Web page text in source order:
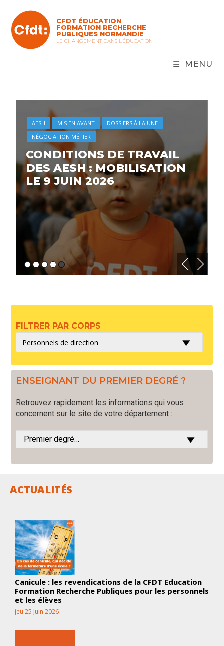
CFDT ÉDUCATION
FORMATION RECHERCHE
PUBLIQUES NORMANDIE
LE CHANGEMENT DANS L'ÉDUCATION
MENU
AESH MIS EN AVANT
DOSSIERS À LA UNE
NÉGOCIATION MÉTIER
CONDITIONS DE TRAVAIL
DES AESH : MOBILISATION
LE 9 JUIN 2026
FILTRER PAR CORPS
ENSEIGNANT DU PREMIER DEGRÉ ?
Retrouvez rapidement les informations qui vous
concernent sur le site de votre département :
ACTUALITÉS
Canicule : les revendications de la CFDT Education
Formation Recherche Publiques pour les personnels
et les élèves
jeu 25 Juin 2026